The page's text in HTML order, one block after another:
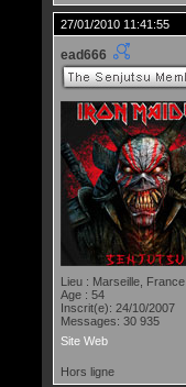
27/01/2010 11:41:55
ead666
Lieu : Marseille, France
Age : 54
Inscrit(e): 24/10/2007
Messages: 30 935
Site Web
Hors ligne